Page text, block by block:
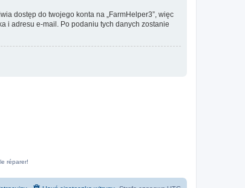
dostęp do twojego konta na „FarmHelper3”, więc
i adresu e-mail. Po podaniu tych danych zostanie
réparer!